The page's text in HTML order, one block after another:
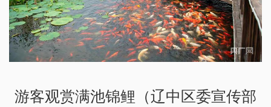
游客观赏满池锦鲤（辽中区委宣传部